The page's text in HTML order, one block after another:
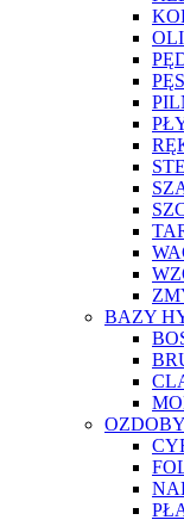
BAZY
OZDOBY